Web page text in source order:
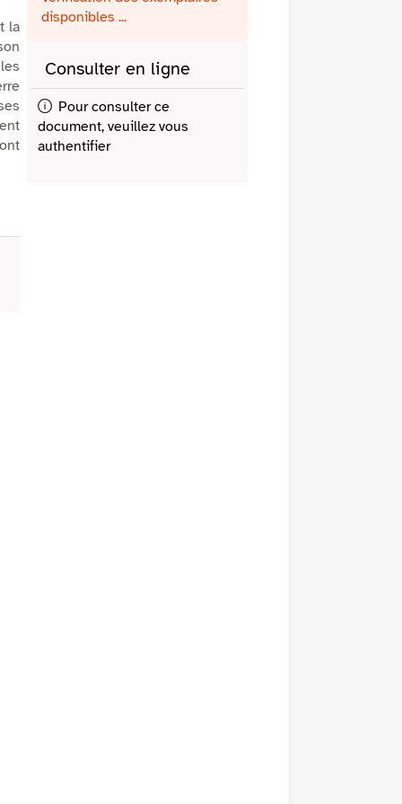
la
disponibles ...
Consulter en ligne
Pour consulter ce
document, veuillez vous
authentifier